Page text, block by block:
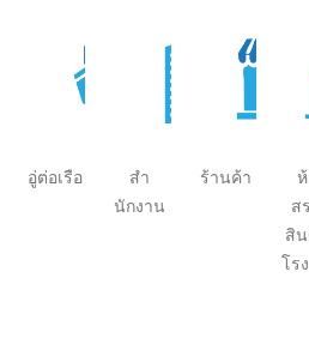
อู่ต่อเรือ
สํา
นักงาน
ร้านค้า
ส
สิ
โร